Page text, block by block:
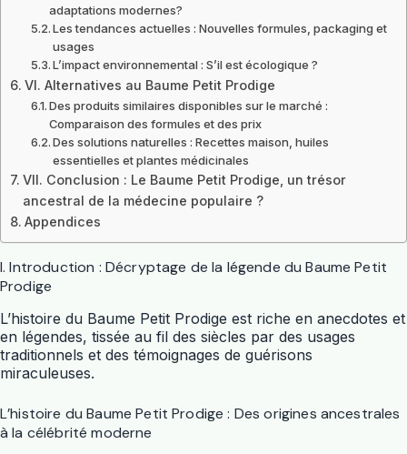
adaptations modernes?
Les tendances actuelles : Nouvelles formules, packaging et
usages
L’impact environnemental : S’il est écologique ?
VI. Alternatives au Baume Petit Prodige
Des produits similaires disponibles sur le marché :
Comparaison des formules et des prix
Des solutions naturelles : Recettes maison, huiles
essentielles et plantes médicinales
VII. Conclusion : Le Baume Petit Prodige, un trésor
ancestral de la médecine populaire ?
Appendices
I. Introduction : Décryptage de la légende du Baume Petit
Prodige
L’histoire du Baume Petit Prodige est riche en anecdotes et
en légendes, tissée au fil des siècles par des usages
traditionnels et des témoignages de guérisons
miraculeuses.
L’histoire du Baume Petit Prodige : Des origines ancestrales
à la célébrité moderne